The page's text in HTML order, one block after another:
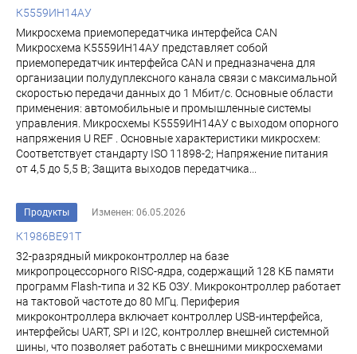
К5559ИН14АУ
Микросхема приемопередатчика интерфейса CAN
Микросхема К5559ИН14АУ представляет собой
приемопередатчик интерфейса CAN и предназначена для
организации полудуплексного канала связи с максимальной
скоростью передачи данных до 1 Мбит/с. Основные области
применения: автомобильные и промышленные системы
управления. Микросхемы К5559ИН14АУ с выходом опорного
напряжения U REF . Основные характеристики микросхем:
Соответствует стандарту ISO 11898-2; Напряжение питания
от 4,5 до 5,5 В; Защита выходов передатчика...
Продукты Изменен: 06.05.2026
К1986ВЕ91Т
32-разрядный микроконтроллер на базе
микропроцессорного RISC-ядра, содержащий 128 КБ памяти
программ Flash-типа и 32 КБ ОЗУ. Микроконтроллер работает
на тактовой частоте до 80 МГц. Периферия
микроконтроллера включает контроллер USB-интерфейса,
интерфейсы UART, SPI и I2C, контроллер внешней системной
шины, что позволяет работать с внешними микросхемами